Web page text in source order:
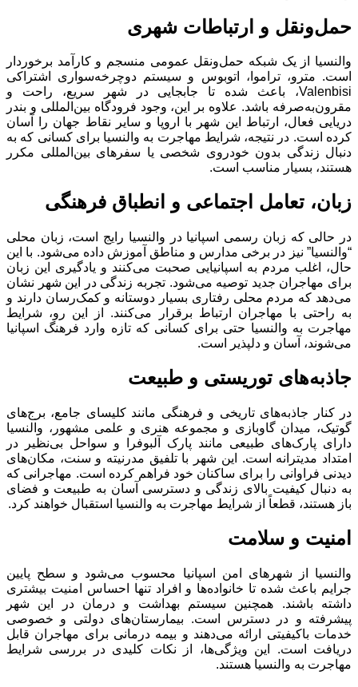
حمل‌ونقل و ارتباطات شهری
والنسیا از یک شبکه حمل‌ونقل عمومی منسجم و کارآمد برخوردار
است. مترو، تراموا، اتوبوس و سیستم دوچرخه‌سواری اشتراکی
Valenbisi، باعث شده تا جابجایی در شهر سریع، راحت و
مقرون‌به‌صرفه باشد. علاوه بر این، وجود فرودگاه بین‌المللی و بندر
دریایی فعال، ارتباط این شهر با اروپا و سایر نقاط جهان را آسان
کرده است. در نتیجه، شرایط مهاجرت به والنسیا برای کسانی که به
دنبال زندگی بدون خودروی شخصی یا سفرهای بین‌المللی مکرر
هستند، بسیار مناسب است.
زبان، تعامل اجتماعی و انطباق فرهنگی
در حالی که زبان رسمی اسپانیا در والنسیا رایج است، زبان محلی
“والنسیا” نیز در برخی مدارس و مناطق آموزش داده می‌شود. با این
حال، اغلب مردم به اسپانیایی صحبت می‌کنند و یادگیری این زبان
برای مهاجران جدید توصیه می‌شود. تجربه زندگی در این شهر نشان
می‌دهد که مردم محلی رفتاری بسیار دوستانه و کمک‌رسان دارند و
به راحتی با مهاجران ارتباط برقرار می‌کنند. از این رو، شرایط
مهاجرت به والنسیا حتی برای کسانی که تازه وارد فرهنگ اسپانیا
می‌شوند، آسان و دلپذیر است.
جاذبه‌های توریستی و طبیعت
در کنار جاذبه‌های تاریخی و فرهنگی مانند کلیسای جامع، برج‌های
گوتیک، میدان گاوبازی و مجموعه هنری و علمی مشهور، والنسیا
دارای پارک‌های طبیعی مانند پارک آلبوفرا و سواحل بی‌نظیر در
امتداد مدیترانه است. این شهر با تلفیق مدرنیته و سنت، مکان‌های
دیدنی فراوانی را برای ساکنان خود فراهم کرده است. مهاجرانی که
به دنبال کیفیت بالای زندگی و دسترسی آسان به طبیعت و فضای
باز هستند، قطعاً از شرایط مهاجرت به والنسیا استقبال خواهند کرد.
امنیت و سلامت
والنسیا از شهرهای امن اسپانیا محسوب می‌شود و سطح پایین
جرایم باعث شده تا خانواده‌ها و افراد تنها احساس امنیت بیشتری
داشته باشند. همچنین سیستم بهداشت و درمان در این شهر
پیشرفته و در دسترس است. بیمارستان‌های دولتی و خصوصی
خدمات باکیفیتی ارائه می‌دهند و بیمه درمانی برای مهاجران قابل
دریافت است. این ویژگی‌ها، از نکات کلیدی در بررسی شرایط
مهاجرت به والنسیا هستند.